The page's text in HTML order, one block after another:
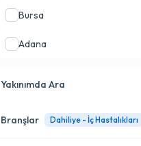
Bursa
Adana
Yakınımda Ara
Konumuma yakın uzmanları
Branşlar Dahiliye - İç Hastalıkları